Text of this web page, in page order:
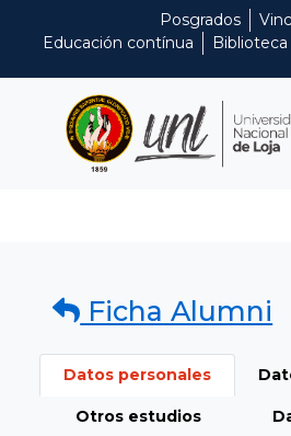
Posgrados
Educación contínua
Ficha Alumni
Datos personales
Otros estudios